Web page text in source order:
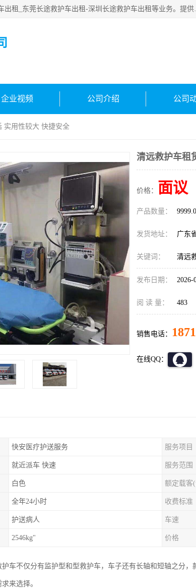
广东快安医疗救援服务公司主
企业视频 公司介绍 公司
实用性较大 快捷安全
清远救护车租
价格： 面议
产品数量：
发货地址： 广东
关键词： 清远
发布日期： 2026-
阅 读 量： 483
销售电话：
在线QQ：
快安医疗护送服务 服务项目
就近派车 快速 服务范围
白色 额定载客
全年24小时 收费标准
护送病人 车速
2546kg" 价格
车不仅分有监护型和型救护车，车子还有长轴和短轴之分
来选择。